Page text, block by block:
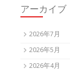
アーカイブ
2026年7月
2026年5月
2026年4月